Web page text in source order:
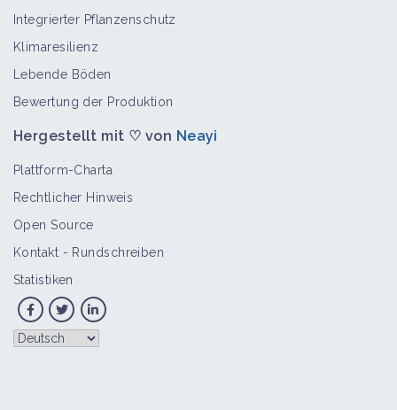
Integrierter Pflanzenschutz
Klimaresilienz
Lebende Böden
Bewertung der Produktion
Hergestellt mit ♡ von Neayi
Plattform-Charta
Rechtlicher Hinweis
Open Source
Kontakt - Rundschreiben
Statistiken